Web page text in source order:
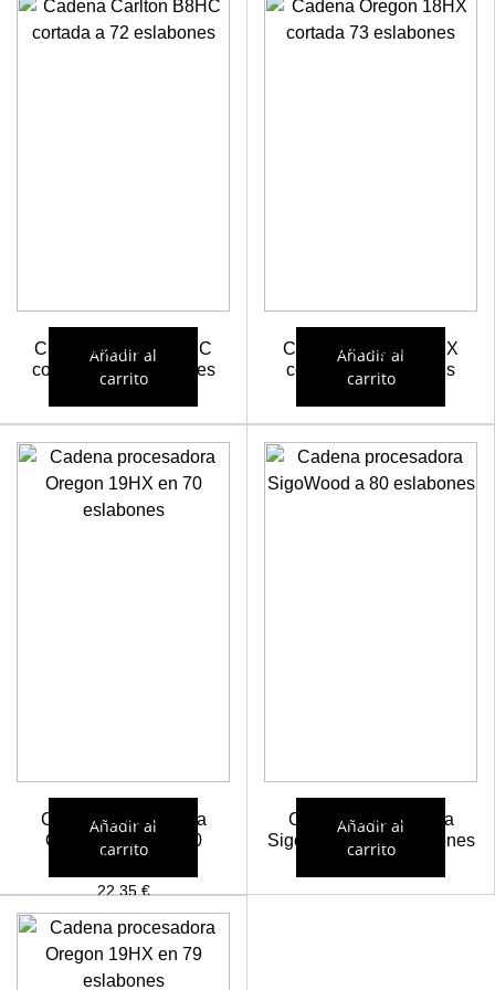
Cadena Carlton B8HC
cortada a 72 eslabones
Añadir al
carrito
Cadena Oregon 18HX
cortada 73 eslabones
Añadir al
carrito
Cadena procesadora
Oregon 19HX en 70
eslabones
22,35€
Añadir al
carrito
Cadena procesadora
SigoWood a 80 eslabones
Añadir al
carrito